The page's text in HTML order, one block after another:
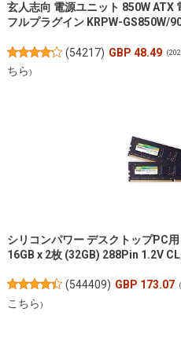
玄人志向 電源ユニット 850W ATX
フルプラグイン KRPW-GS850W/
(54217) GBP 48.49
ちら)
シリコンパワー デスクトップPC
16GB x 2枚 (32GB) 288Pin 1.2V
(544409) GBP 173.07
こちら)